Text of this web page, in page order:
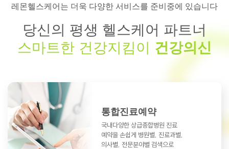
레몬헬스케어는 더욱 다양한 서비스를 준비중에 있습니다
당신의 평생 헬스케어 파트너
스마트한 건강지킴이 건강의신
통합진료예약
국내다양한 상급종합병원 진료
예약을손쉽게 병원별, 진료과별,
의사별, 전문분야별 검색으로